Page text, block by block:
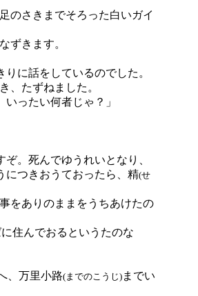
のさきまでそろった白いガイ
ずきます。
に話をしているのでした。
、たずねました。
ったい何者じゃ？」
。死んでゆうれいとなり、
につきおうておったら、精(せ
をありのままをうちあけたの
住んでおるというたのな
、万里小路(までのこうじ)までい